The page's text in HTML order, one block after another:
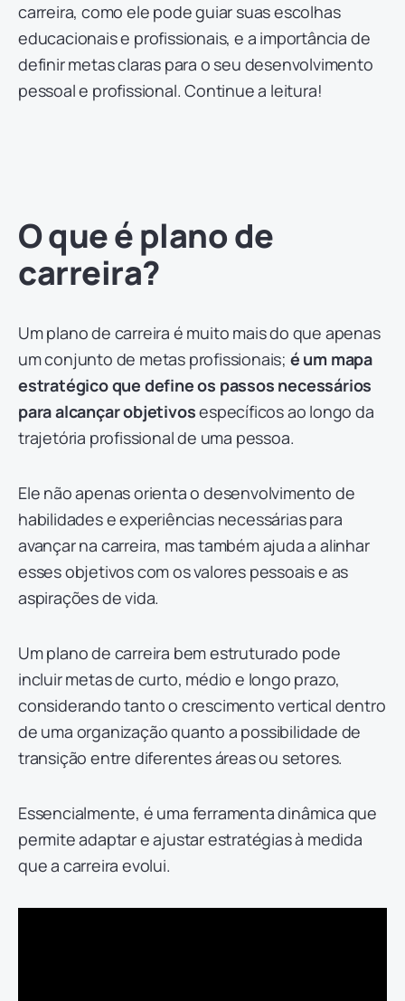
carreira, como ele pode guiar suas escolhas
educacionais e profissionais, e a importância de
definir metas claras para o seu desenvolvimento
pessoal e profissional. Continue a leitura!
O que é plano de
carreira?
Um plano de carreira é muito mais do que apenas
um conjunto de metas profissionais; é um mapa
estratégico que define os passos necessários
para alcançar objetivosespecíficos ao longo da
trajetória profissional de uma pessoa.
Ele não apenas orienta o desenvolvimento de
habilidades e experiências necessárias para
avançar na carreira, mas também ajuda a alinhar
esses objetivos com os valores pessoais e as
aspirações de vida.
Um plano de carreira bem estruturado pode
incluir metas de curto, médio e longo prazo,
considerando tanto o crescimento vertical dentro
de uma organização quanto a possibilidade de
transição entre diferentes áreas ou setores.
Essencialmente, é uma ferramenta dinâmica que
permite adaptar e ajustar estratégias à medida
que a carreira evolui.